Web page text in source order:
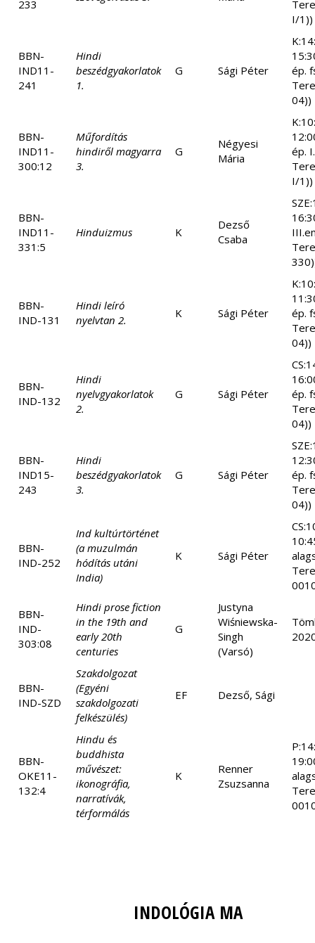
233
I/1))
BBN-
IND11-
241
Hindi
beszédgyakorlatok
1.
G Sági Péter
ép.
04))
BBN-
IND11-
300:12
Műfordítás
hindiről magyarra
3.
G
Négyesi
Mária
ép.
I/1))
BBN-
IND11-
331:5
Hinduizmus K
Dezső
Csaba
BBN-
IND-131
Hindi leíró
nyelvtan 2.
K Sági Péter
ép.
04))
BBN-
IND-132
Hindi
nyelvgyakorlatok
2.
G Sági Péter
ép.
04))
BBN-
IND15-
243
Hindi
beszédgyakorlatok
3.
G Sági Péter
ép.
04))
BBN-
IND-252
Ind kultúrtörténet
(a muzulmán
hódítás utáni
India)
K Sági Péter
BBN-
IND-
303:08
Hindi prose fiction
in the 19th and
early 20th
centuries
G
Justyna
Wiśniewska-
Singh
(Varsó)
BBN-
IND-SZD
Szakdolgozat
(Egyéni
szakdolgozati
felkészülés)
EF Dezső, Sági
BBN-
OKE11-
132:4
Hindu és
buddhista
művészet:
ikonográfia,
narratívák,
térformálás
K
Renner
Zsuzsanna
INDOLÓGIA MA